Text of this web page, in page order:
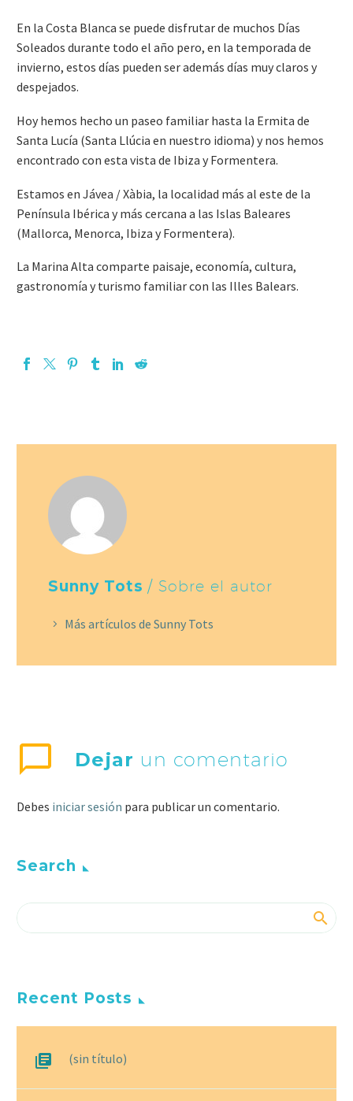
En la Costa Blanca se puede disfrutar de muchos Días
Soleados durante todo el año pero, en la temporada de
invierno, estos días pueden ser además días muy claros y
despejados.
Hoy hemos hecho un paseo familiar hasta la Ermita de
Santa Lucía (Santa Llúcia en nuestro idioma) y nos hemos
encontrado con esta vista de Ibiza y Formentera.
Estamos en Jávea / Xàbia, la localidad más al este de la
Península Ibérica y más cercana a las Islas Baleares
(Mallorca, Menorca, Ibiza y Formentera).
La Marina Alta comparte paisaje, economía, cultura,
gastronomía y turismo familiar con las Illes Balears.
Sunny Tots/ Sobre el autor
Más artículos de Sunny Tots
Dejar un comentario
Debes iniciar sesión para publicar un comentario.
Search
Recent Posts
(sin título)